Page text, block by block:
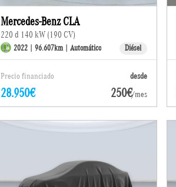
Mercedes-Benz CLA
220 d 140 kW (190 CV)
2022 | 96.607km | Automático Diésel
Precio financiado desde
28.950€ 250€/mes